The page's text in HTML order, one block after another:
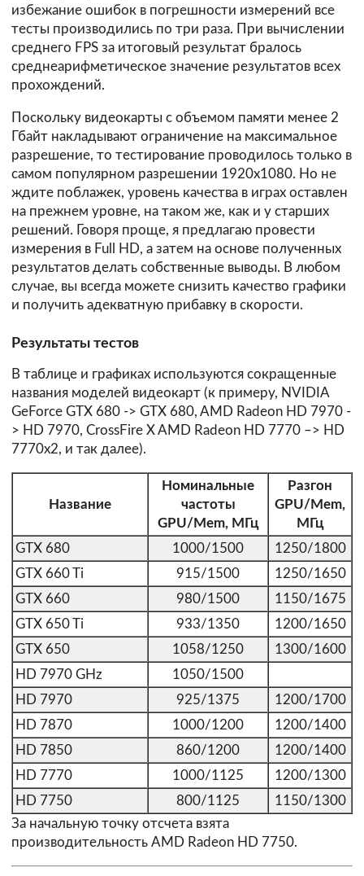
избежание ошибок в погрешности измерений все
тесты производились по три раза. При вычислении
среднего FPS за итоговый результат бралось
среднеарифметическое значение результатов всех
прохождений.
Поскольку видеокарты с объемом памяти менее 2
Гбайт накладывают ограничение на максимальное
разрешение, то тестирование проводилось только в
самом популярном разрешении 1920х1080. Но не
ждите поблажек, уровень качества в играх оставлен
на прежнем уровне, на таком же, как и у старших
решений. Говоря проще, я предлагаю провести
измерения в Full HD, а затем на основе полученных
результатов делать собственные выводы. В любом
случае, вы всегда можете снизить качество графики
и получить адекватную прибавку в скорости.
Результаты тестов
В таблице и графиках используются сокращенные
названия моделей видеокарт (к примеру, NVIDIA
GeForce GTX 680 -> GTX 680, AMD Radeon HD 7970 -
> HD 7970, CrossFire X AMD Radeon HD 7770 –> HD
7770x2, и так далее).
Название
Номинальные
частоты
GPU/Mem, МГц
Разгон
GPU/Mem,
МГц
GTX 680
1000/1500
1250/1800
GTX 660 Ti
915/1500
1250/1650
GTX 660
980/1500
1150/1675
GTX 650 Ti
933/1350
1200/1650
GTX 650
1058/1250
1300/1600
HD 7970 GHz
1050/1500
HD 7970
925/1375
1200/1700
HD 7870
1000/1200
1200/1400
HD 7850
860/1200
1200/1400
HD 7770
1000/1125
1200/1300
HD 7750
800/1125
1150/1300
За начальную точку отсчета взята
производительность AMD Radeon HD 7750.